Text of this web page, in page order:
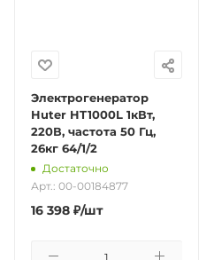
Электрогенератор
Huter HT1000L 1кВт,
220В, частота 50 Гц,
26кг 64/1/2
Достаточно
Арт.: 00-00184877
16 398 ₽/шт